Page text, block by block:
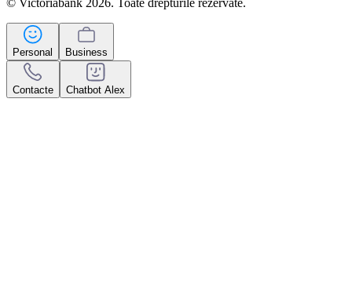
Personal Business
Contacte Chatbot Alex